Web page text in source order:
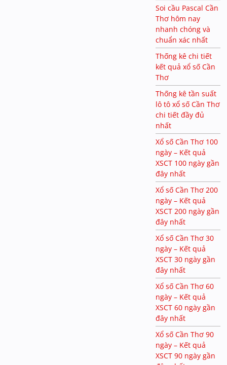
Soi cầu Pascal Cần
Thơ hôm nay
nhanh chóng và
chuẩn xác nhất
Thống kê chi tiết
kết quả xổ số Cần
Thơ
Thống kê tần suất
lô tô xổ số Cần Thơ
chi tiết đầy đủ
nhất
Xổ số Cần Thơ 100
ngày – Kết quả
XSCT 100 ngày gần
đây nhất
Xổ số Cần Thơ 200
ngày – Kết quả
XSCT 200 ngày gần
đây nhất
Xổ số Cần Thơ 30
ngày – Kết quả
XSCT 30 ngày gần
đây nhất
Xổ số Cần Thơ 60
ngày – Kết quả
XSCT 60 ngày gần
đây nhất
Xổ số Cần Thơ 90
ngày – Kết quả
XSCT 90 ngày gần